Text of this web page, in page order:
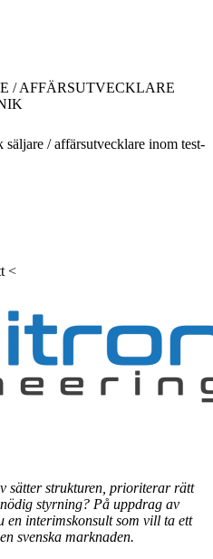
/ AFFÄRSUTVECKLARE
säljare / affärsutvecklare inom test-
<
sätter strukturen, prioriterar rätt
styrning? På uppdrag av
interimskonsult som vill ta ett
svenska marknaden.